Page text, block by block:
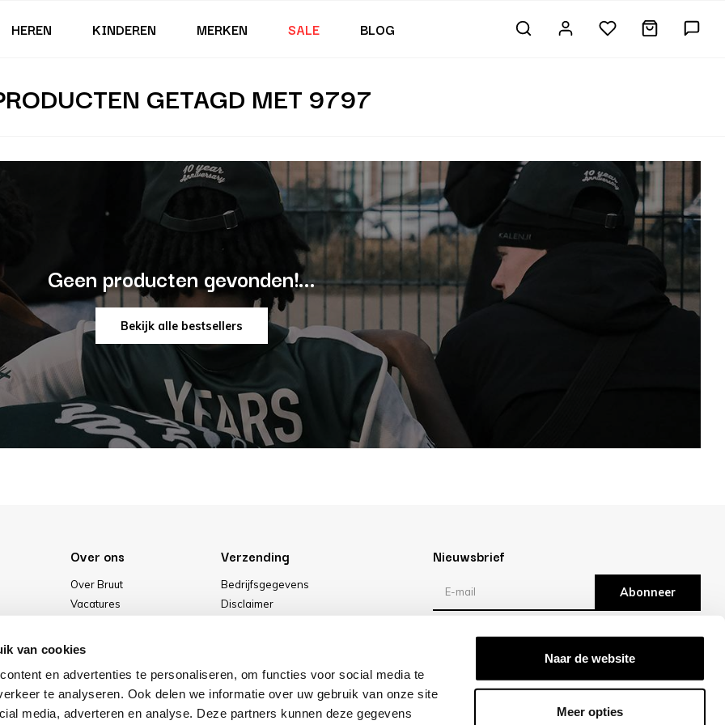
van cookies
en advertenties te personaliseren, om functies voor social media te
te analyseren. Ook delen we informatie over uw gebruik van onze site
media, adverteren en analyse. Deze partners kunnen deze gegevens
Naar de website
Meer opties
HEREN KINDEREN MERKEN SALE BLOG
GETAGD MET 9797
Geen producten gevonden!...
Bekijk alle bestsellers
Over ons
Over Bruut
Vacatures
Onze winkel
Verzending
Bedrijfsgegevens
Disclaimer
Nieuwsbrief
Abonneer
Reviews
/10 -klantbeoordelingen